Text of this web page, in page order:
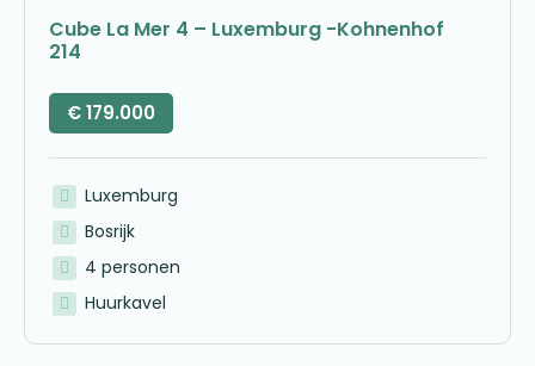
Cube La Mer 4 – Luxemburg -Kohnenhof
214
€179.000
Luxemburg
Bosrijk
4 personen
Huurkavel